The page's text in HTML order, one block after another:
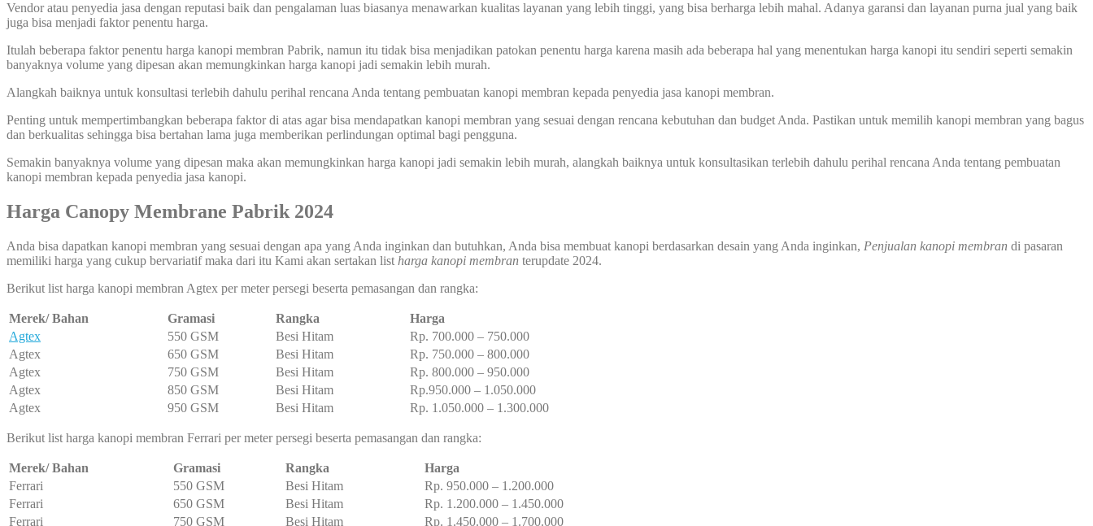
Vendor atau penyedia jasa dengan reputasi baik dan pengalaman luas biasanya menawarkan kualitas layanan yang lebih tinggi, yang bisa berharga lebih mahal. Adanya garansi dan layanan purna jual yang baik
juga bisa menjadi faktor penentu harga.
Itulah beberapa faktor penentu harga kanopi membran Pabrik, namun itu tidak bisa menjadikan patokan penentu harga karena masih ada beberapa hal yang menentukan harga kanopi itu sendiri seperti semakin
banyaknya volume yang dipesan akan memungkinkan harga kanopi jadi semakin lebih murah.
Alangkah baiknya untuk konsultasi terlebih dahulu perihal rencana Anda tentang pembuatan kanopi membran kepada penyedia jasa kanopi membran.
Penting untuk mempertimbangkan beberapa faktor di atas agar bisa mendapatkan kanopi membran yang sesuai dengan rencana kebutuhan dan budget Anda. Pastikan untuk memilih kanopi membran yang bagus
dan berkualitas sehingga bisa bertahan lama juga memberikan perlindungan optimal bagi pengguna.
Semakin banyaknya volume yang dipesan maka akan memungkinkan harga kanopi jadi semakin lebih murah, alangkah baiknya untuk konsultasikan terlebih dahulu perihal rencana Anda tentang pembuatan
kanopi membran kepada penyedia jasa kanopi.
Harga Canopy Membrane Pabrik 2024
Anda bisa dapatkan kanopi membran yang sesuai dengan apa yang Anda inginkan dan butuhkan, Anda bisa membuat kanopi berdasarkan desain yang Anda inginkan, Penjualan kanopi membran di pasaran
memiliki harga yang cukup bervariatif maka dari itu Kami akan sertakan list harga kanopi membran terupdate 2024.
Berikut list harga kanopi membran Agtex per meter persegi beserta pemasangan dan rangka:
Merek/ Bahan Gramasi Rangka
Harga
Agtex
550 GSM Besi Hitam
Rp. 700.000 – 750.000
Agtex
650 GSM Besi Hitam
Rp. 750.000 – 800.000
Agtex
750 GSM Besi Hitam
Rp. 800.000 – 950.000
Agtex
850 GSM Besi Hitam
Rp.950.000 – 1.050.000
Agtex
950 GSM Besi Hitam Rp. 1.050.000 – 1.300.000
Berikut list harga kanopi membran Ferrari per meter persegi beserta pemasangan dan rangka:
Merek/ Bahan Gramasi Rangka
Harga
Ferrari
550 GSM Besi Hitam
Rp. 950.000 – 1.200.000
Ferrari
650 GSM Besi Hitam
Rp. 1.200.000 – 1.450.000
Ferrari
750 GSM Besi Hitam Rp. 1.450.000 – 1.700.000